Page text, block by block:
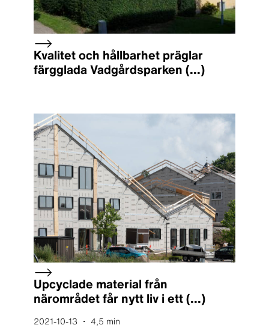
Kvalitet och hållbarhet präglar
färgglada Vadgårdsparken (...)
Upcyclade material från
närområdet får nytt liv i ett(...)
2021-10-13 ・ 4,5 min